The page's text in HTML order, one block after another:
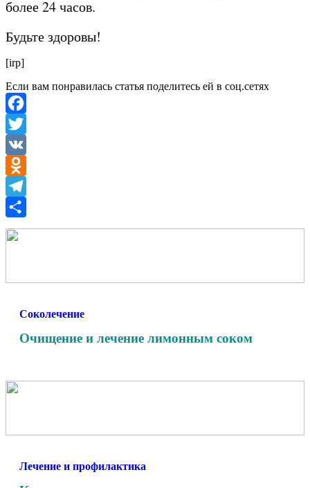
более 24 часов.
Будьте здоровы!
[irp]
Если вам понравилась статья поделитесь ей в соц.сетях
Facebook
Twitter
VK
Odnoklassniki
Telegram
Отправить
Соколечение
Очищение и лечение лимонным соком
Лечение и профилактика